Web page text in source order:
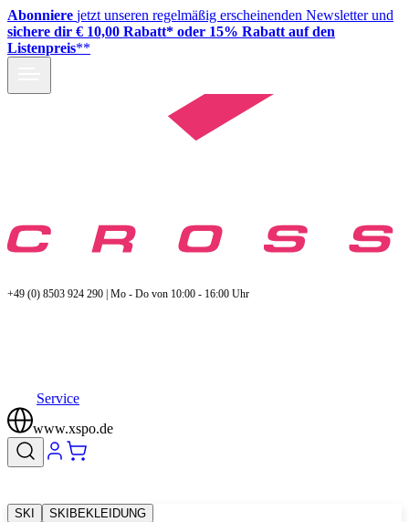
Abonniere jetzt unseren regelmäßig erscheinenden Newsletter und
sichere dir € 10,00 Rabatt* oder 15% Rabatt auf den
Listenpreis**
+49 (0) 8503 924 290 | Mo - Do von 10:00 - 16:00 Uhr
Service
www.xspo.de
SKI SKIBEKLEIDUNG